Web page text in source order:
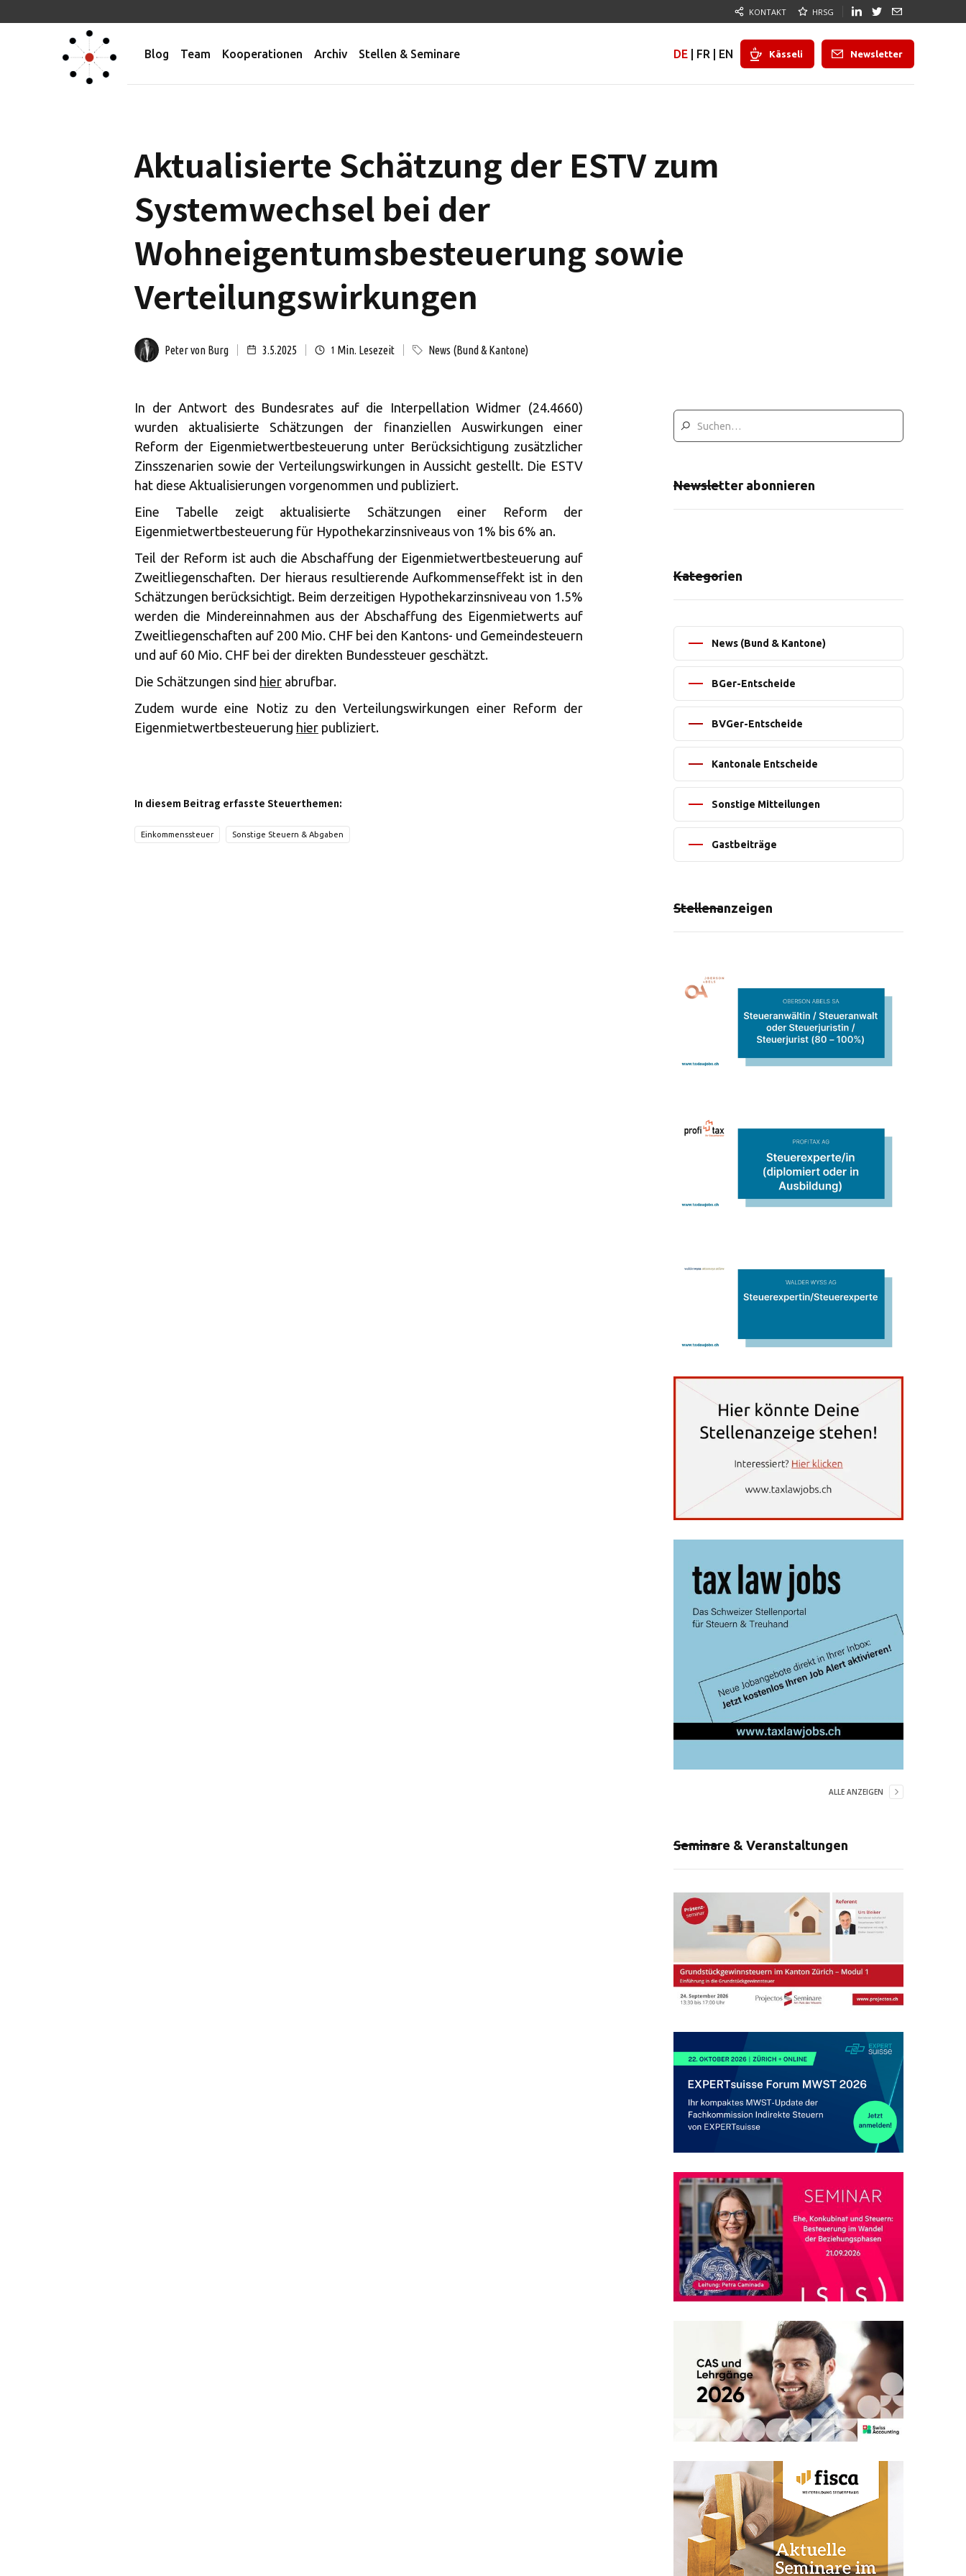
KONTAKT HRSG
Blog Team Kooperationen Archiv Stellen & Seminare DE FR EN Kässeli Newsletter
Aktualisierte Schätzung der ESTV zum
Systemwechsel bei der
Wohneigentumsbesteuerung sowie
Verteilungswirkungen
Peter von Burg 3.5.2025 1 Min. Lesezeit News (Bund & Kantone)
In der Antwort des Bundesrates auf die Interpellation Widmer (24.4660)
wurden aktualisierte Schätzungen der finanziellen Auswirkungen einer
Reform der Eigenmietwertbesteuerung unter Berücksichtigung zusätzlicher
Zinsszenarien sowie der Verteilungswirkungen in Aussicht gestellt. Die ESTV
hat diese Aktualisierungen vorgenommen und publiziert.
Eine Tabelle zeigt aktualisierte Schätzungen einer Reform der
Eigenmietwertbesteuerung für Hypothekarzinsniveaus von 1% bis 6% an.
Teil der Reform ist auch die Abschaffung der Eigenmietwertbesteuerung auf
Zweitliegenschaften. Der hieraus resultierende Aufkommenseffekt ist in den
Schätzungen berücksichtigt. Beim derzeitigen Hypothekarzinsniveau von 1.5%
werden die Mindereinnahmen aus der Abschaffung des Eigenmietwerts auf
Zweitliegenschaften auf 200 Mio. CHF bei den Kantons- und Gemeindesteuern
und auf 60 Mio. CHF bei der direkten Bundessteuer geschätzt.
Die Schätzungen sind hier abrufbar.
Zudem wurde eine Notiz zu den Verteilungswirkungen einer Reform der
Eigenmietwertbesteuerung hier publiziert.
In diesem Beitrag erfasste Steuerthemen:
Einkommenssteuer Sonstige Steuern & Abgaben
Newsletter abonnieren
Kategorien
News (Bund & Kantone)
BGer-Entscheide
BVGer-Entscheide
Kantonale Entscheide
Sonstige Mitteilungen
Gastbeiträge
Stellenanzeigen
ALLE ANZEIGEN
Seminare & Veranstaltungen